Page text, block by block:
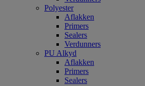
Polyester
Aflakken
Primers
Sealers
Verdunners
PU Alkyd
Aflakken
Primers
Sealers